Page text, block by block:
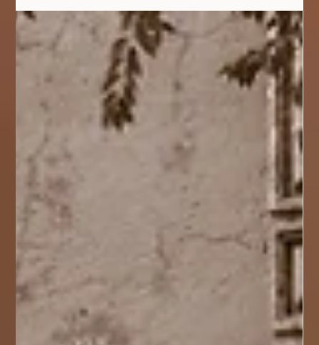
Mexicana y símbolo de la participación
femenina en los movimientos sociales. Su
legado, entre la historia y el mito, sigue
inspirando la lucha por la igualdad y el
reconocimiento de las mujeres en México.